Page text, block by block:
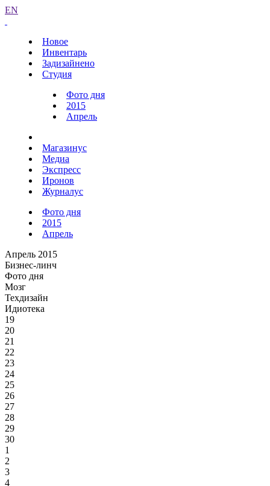
EN
Новое
Инвентарь
Задизайнено
Студия
Фото дня
2015
Апрель
Магазинус
Медиа
Экспресс
Иронов
Журналус
Фото дня
2015
Апрель
Апрель 2015
Бизнес-линч
Фото дня
Мозг
Техдизайн
Идиотека
19
20
21
22
23
24
25
26
27
28
29
30
1
2
3
4